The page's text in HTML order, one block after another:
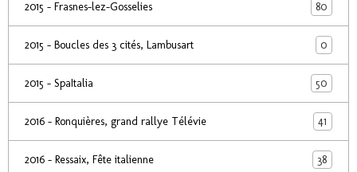
2015 - Frasnes-lez-Gosselies 80
2015 - Boucles des 3 cités, Lambusart 0
2015 - SpaItalia 50
2016 - Ronquières, grand rallye Télévie 41
2016 - Ressaix, Fête italienne 38